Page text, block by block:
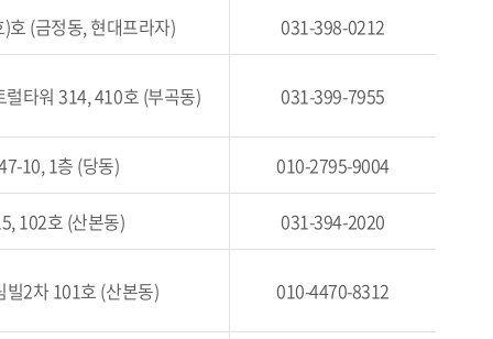
(금정동, 현대프라자) 031-398-0212
타워 314, 410호 (부곡동) 031-399-7955
10, 1층 (당동) 010-2795-9004
102호 (산본동) 031-394-2020
빌2차 101호 (산본동) 010-4470-8312